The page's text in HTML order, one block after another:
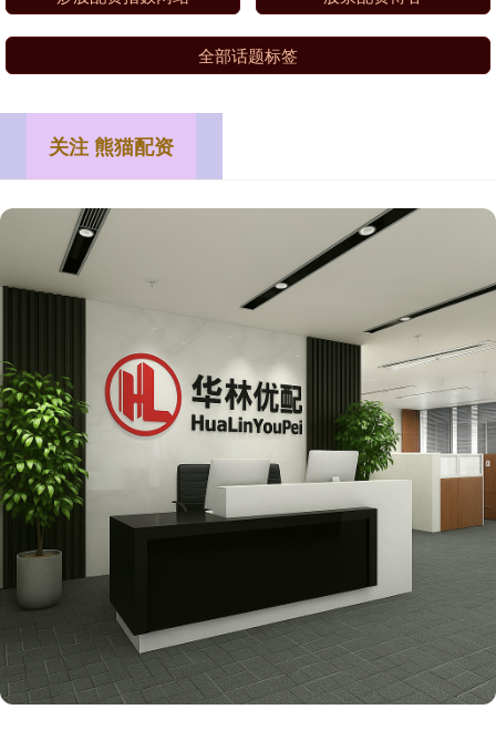
全部话题标签
关注 熊猫配资